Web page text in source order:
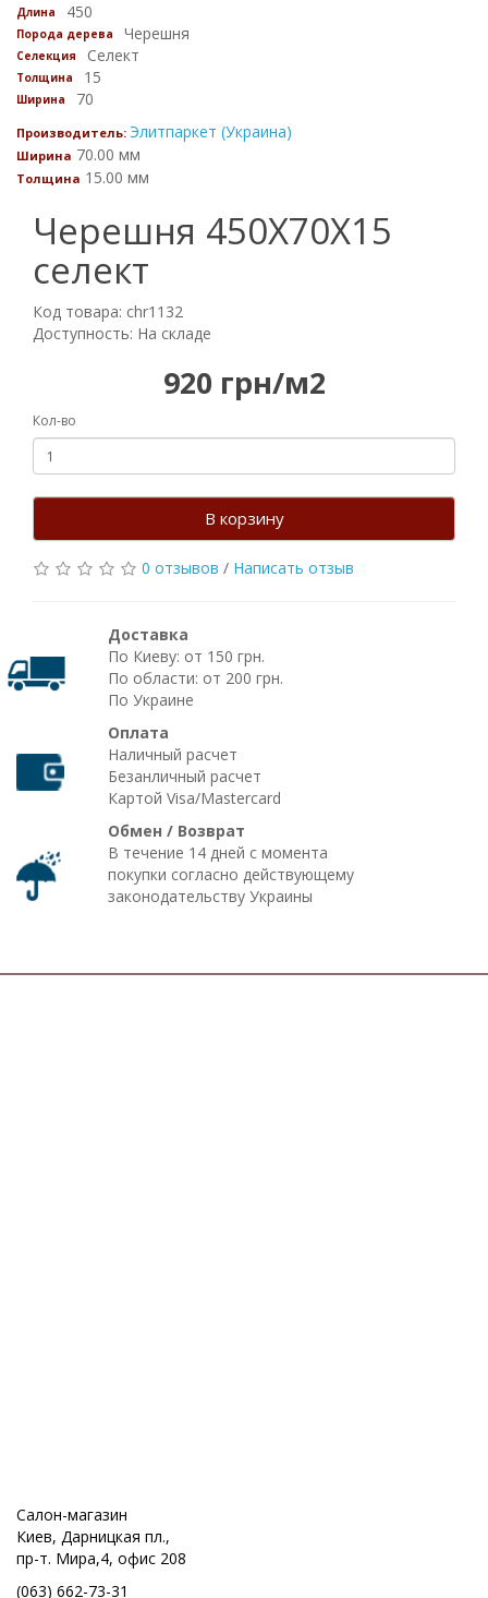
Длина 450
Порода дерева Черешня
Селекция Селект
Толщина 15
Ширина 70
Производитель: Элитпаркет (Украина)
Ширина 70.00 мм
Толщина 15.00 мм
Черешня 450Х70Х15
селект
Код товара: chr1132
Доступность: На складе
920 грн/м2
Кол-во
В корзину
0 отзывов / Написать отзыв
Доставка
По Киеву: от 150 грн.
По области: от 200 грн.
По Украине
Оплата
Наличный расчет
Безанличный расчет
Картой Visa/Mastercard
Обмен / Возврат
В течение 14 дней с момента
покупки согласно действующему
законодательству Украины
Салон-магазин
Киев, Дарницкая пл.,
пр-т. Мира,4, офис 208
(063) 662-73-31